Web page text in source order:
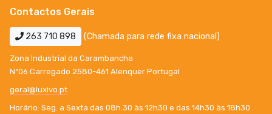
Contactos Gerais
263 710 898 (Chamada para rede fixa nacional)
Zona Industrial da Carambancha
Nº06 Carregado 2580-461 Alenquer Portugal
geral@luxivo.pt
Horário: Seg. a Sexta das 08h:30 às 12h30 e das 14h30 às 18h30.